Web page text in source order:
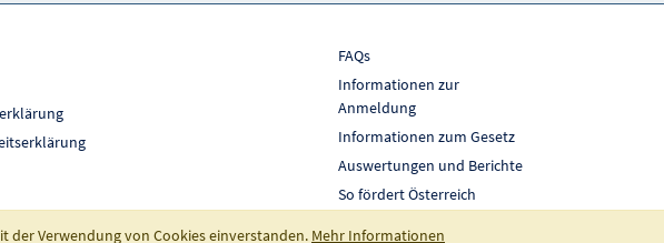
FAQs
Informationen zur
Anmeldung
Informationen zum Gesetz
Auswertungen und Berichte
So fördert Österreich
der Verwendung von Cookies einverstanden. Mehr Informationen